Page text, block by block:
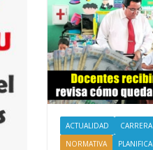
ACTUALIDAD
NORMATIVA